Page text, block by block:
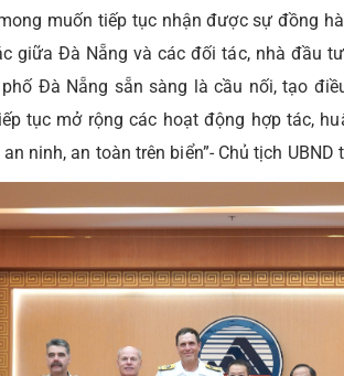
muốn tiếp tục nhận được sự đồng
giữa Đà Nẵng và các đối tác, nhà đầu
Đà Nẵng sẵn sàng là cầu nối, tạo
tục mở rộng các hoạt động hợp tác,
ninh, an toàn trên biển”- Chủ tịch